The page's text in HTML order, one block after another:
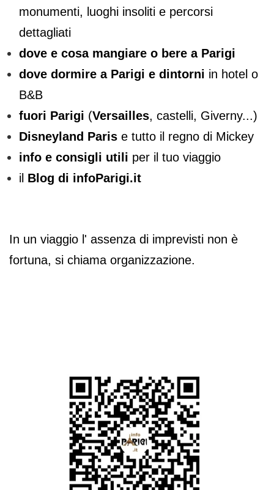
monumenti, luoghi insoliti e percorsi
dettagliati
dove e cosa mangiare o bere a Parigi
dove dormire a Parigi e dintorni in hotel o
B&B
fuori Parigi (Versailles, castelli, Giverny...)
Disneyland Paris e tutto il regno di Mickey
info e consigli utili per il tuo viaggio
il Blog di infoParigi.it
In un viaggio l' assenza di imprevisti non è
fortuna, si chiama organizzazione.